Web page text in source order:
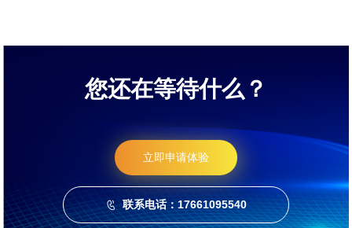
您还在等待什么？
立即申请体验
 联系电话：17661095540